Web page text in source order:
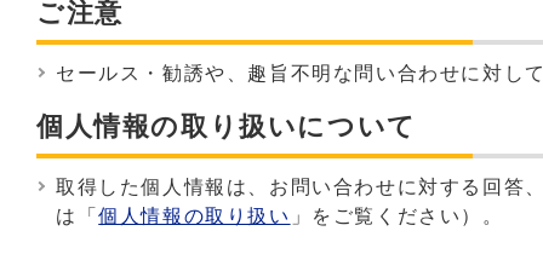
ご注意
セールス・勧誘や、趣旨不明な問い合わせに対し
個人情報の取り扱いについて
取得した個人情報は、お問い合わせに対する回答
は「個人情報の取り扱い 」をご覧ください）。